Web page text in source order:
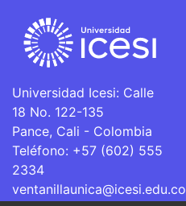
Universidad Icesi: Calle
18 No. 122-135
Pance, Cali - Colombia
Teléfono: +57 (602) 555
2334
ventanillaunica@icesi.edu.co